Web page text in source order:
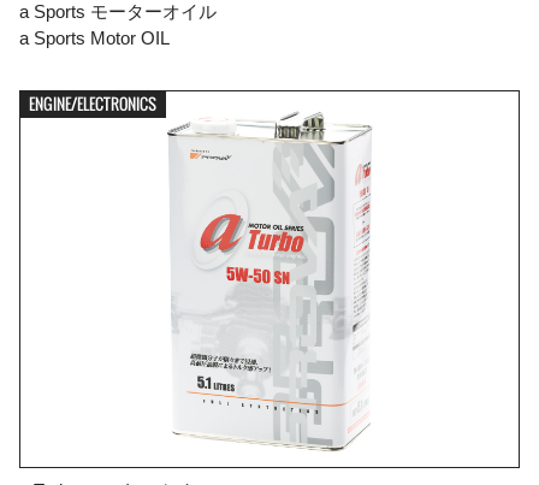
a Sports モーターオイル
a Sports Motor OIL
ENGINE/ELECTRONICS